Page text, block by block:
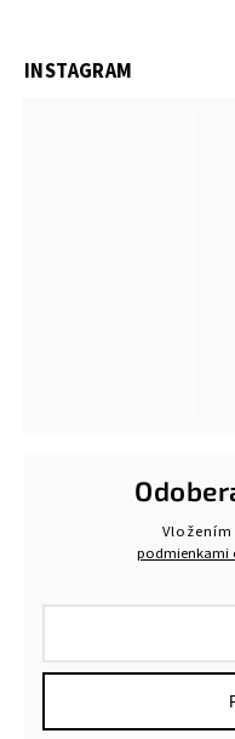
INSTAGRAM
podmienkami